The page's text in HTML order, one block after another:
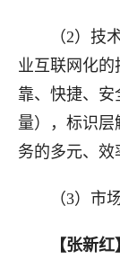
（2）技
业互联网化的
靠、快捷、安
量），标识层
务的多元、效
（3）市
【张新红